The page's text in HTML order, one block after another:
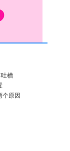
槽
个原因